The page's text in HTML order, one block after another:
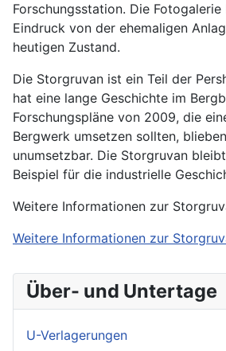
Forschungsstation. Die
Eindruck von der ehemaligen
heutigen Zustand.
Die Storgruvan ist ein Teil der
hat eine lange Geschichte im
Forschungspläne von 2009, die
Bergwerk umsetzen sollten,
unumsetzbar. Die Storgruvan
Beispiel für die industrielle
Weitere Informationen zur
Weitere Informationen zur
Über- und Untertage
U-Verlagerungen